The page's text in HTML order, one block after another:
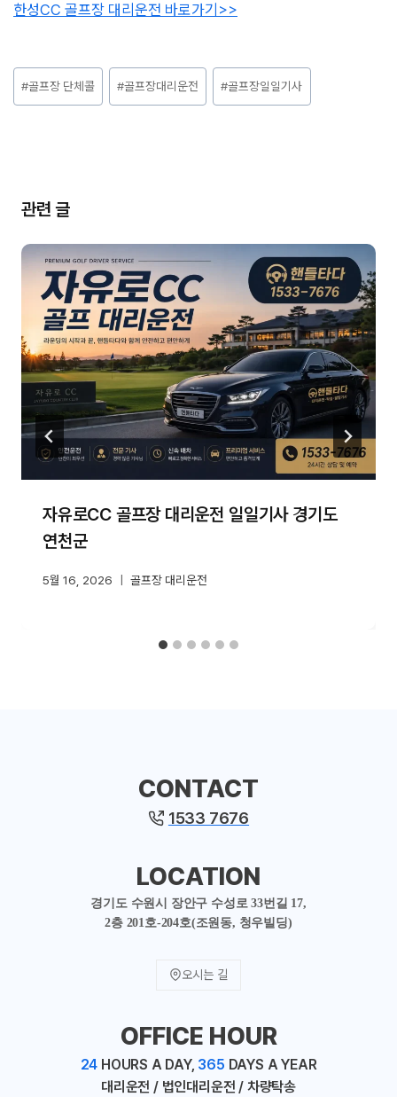
한성CC 골프장 대리운전 바로가기>>
Post
Tags:
#골프장 단체콜 #골프장대리운전 #골프장일일기사
관련 글
자유로CC 골프장 대리운전 일일기사 경기도
연천군
5월 16, 2026 골프장 대리운전
CONTACT
1533 7676
LOCATION
경기도 수원시 장안구 수성로 33번길 17,
2층 201호-204호(조원동, 청우빌딩)
오시는 길
OFFICE HOUR
24 HOURS A DAY, 365 DAYS A YEAR
대리운전 / 법인대리운전 / 차량탁송